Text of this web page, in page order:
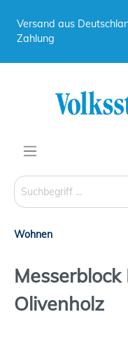
Versand aus
Zahlung
Wohnen
Messerblock
Olivenholz